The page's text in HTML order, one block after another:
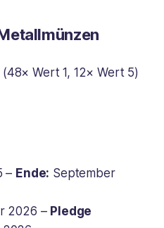
(48× Wert 1, 12× Wert 5)
– Ende: September
2026 – Pledge